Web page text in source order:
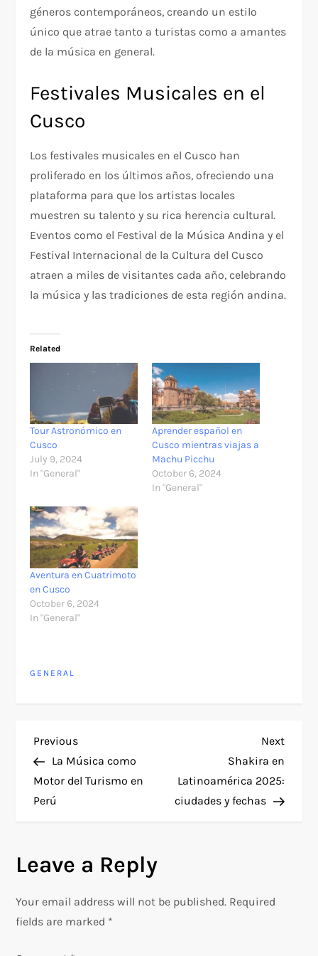
géneros contemporáneos, creando un estilo
único que atrae tanto a turistas como a amantes
de la música en general.
Festivales Musicales en el
Cusco
Los festivales musicales en el Cusco han
proliferado en los últimos años, ofreciendo una
plataforma para que los artistas locales
muestren su talento y su rica herencia cultural.
Eventos como el Festival de la Música Andina y el
Festival Internacional de la Cultura del Cusco
atraen a miles de visitantes cada año, celebrando
la música y las tradiciones de esta región andina.
Related
Tour Astronómico en
Cusco
July 9, 2024
In "General"
Aprender español en
Cusco mientras viajas a
Machu Picchu
October 6, 2024
In "General"
Aventura en Cuatrimoto
en Cusco
October 6, 2024
In "General"
GENERAL
P
o
s
n
a
Previous
Post
Previous
La Música como
Motor del Turismo en
Perú
Next
Post
Next
Shakira en
Latinoamérica 2025:
ciudades y fechas
Leave a Reply
Your email address will not be published. Required
fields are marked *